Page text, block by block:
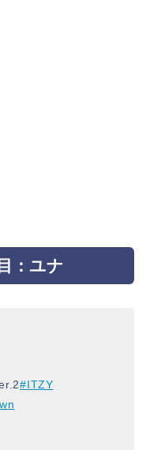
：ユナ
#ITZY